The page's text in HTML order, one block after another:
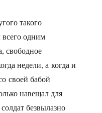
такого
всего одним
свободное
недели, а когда и
своей бабой
навещал для
безвылазно